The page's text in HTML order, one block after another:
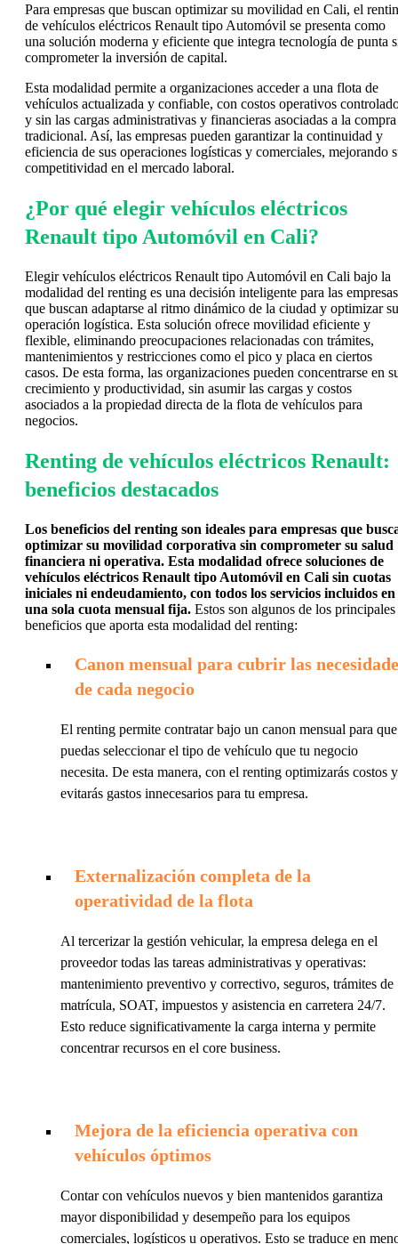
Para empresas que buscan optimizar su movilidad en Cali, el
de vehículos eléctricos Renault tipo Automóvil se presenta como
una solución moderna y eficiente que integra tecnología de punta
comprometer la inversión de capital.
Esta modalidad permite a organizaciones acceder a una flota de
vehículos actualizada y confiable, con costos operativos
y sin las cargas administrativas y financieras asociadas a la compra
tradicional. Así, las empresas pueden garantizar la continuidad y
eficiencia de sus operaciones logísticas y comerciales, mejorando
competitividad en el mercado laboral.
¿Por qué elegir vehículos eléctricos
Renault tipo Automóvil en Cali?
Elegir vehículos eléctricos Renault tipo Automóvil en Cali bajo la
modalidad del renting es una decisión inteligente para las empresas
que buscan adaptarse al ritmo dinámico de la ciudad y optimizar su
operación logística. Esta solución ofrece movilidad eficiente y
flexible, eliminando preocupaciones relacionadas con trámites,
mantenimientos y restricciones como el pico y placa en ciertos
casos. De esta forma, las organizaciones pueden concentrarse en
crecimiento y productividad, sin asumir las cargas y costos
asociados a la propiedad directa de la flota de vehículos para
negocios.
Renting de vehículos eléctricos Renault:
beneficios destacados
Los beneficios del renting son ideales para empresas que
optimizar su movilidad corporativa sin comprometer su salud
financiera ni operativa. Esta modalidad ofrece soluciones de
vehículos eléctricos Renault tipo Automóvil en Cali sin cuotas
iniciales ni endeudamiento, con todos los servicios incluidos en
una sola cuota mensual fija. Estos son algunos de los principales
beneficios que aporta esta modalidad del renting:
Canon mensual para cubrir las
de cada negocio
El renting permite contratar bajo un canon mensual para que
puedas seleccionar el tipo de vehículo que tu negocio
necesita. De esta manera, con el renting optimizarás costos y
evitarás gastos innecesarios para tu empresa.
Externalización completa de la
operatividad de la flota
Al tercerizar la gestión vehicular, la empresa delega en el
proveedor todas las tareas administrativas y operativas:
mantenimiento preventivo y correctivo, seguros, trámites de
matrícula, SOAT, impuestos y asistencia en carretera 24/7.
Esto reduce significativamente la carga interna y permite
concentrar recursos en el core business.
Mejora de la eficiencia operativa con
vehículos óptimos
Contar con vehículos nuevos y bien mantenidos garantiza
mayor disponibilidad y desempeño para los equipos
comerciales, logísticos u operativos. Esto se traduce en